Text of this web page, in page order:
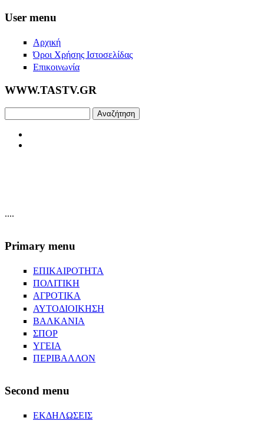
Skip to main content
User menu
Αρχική
Όροι Χρήσης Ιστοσελίδας
Επικοινωνία
WWW.TASTV.GR
....
Primary menu
ΕΠΙΚΑΙΡΟΤΗΤΑ
ΠΟΛΙΤΙΚΗ
ΑΓΡΟΤΙΚΑ
ΑΥΤΟΔΙΟΙΚΗΣΗ
ΒΑΛΚΑΝΙΑ
ΣΠΟΡ
ΥΓΕΙΑ
ΠΕΡΙΒΑΛΛΟΝ
Second menu
ΕΚΔΗΛΩΣΕΙΣ